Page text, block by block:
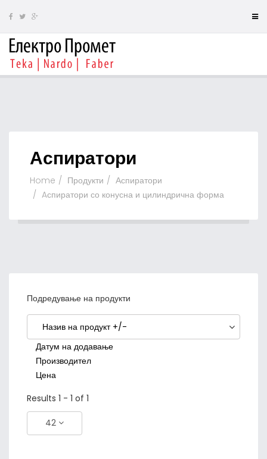
Аспиратори
Home Продукти
Аспиратори
Aспиратори со конусна и цилиндрична форма
Подредување на продукти
Назив на продукт +/-
Датум на додавање
Производител
Цена
Results 1 - 1 of 1
42